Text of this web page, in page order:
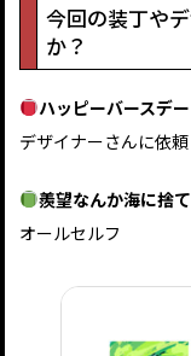
今回の装丁や
か？
ハッピーバースデー
デザイナーさんに依
羨望なんか海に捨
オールセルフ